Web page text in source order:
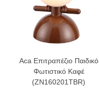
Aca Επιτραπέζιο Παιδικό
Φωτιστικό Καφέ
(ZN160201TBR)